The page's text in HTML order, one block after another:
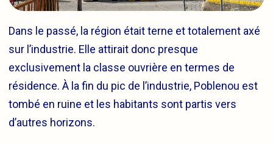
Dans le passé, la région était terne et totalement axé
sur l’industrie. Elle attirait donc presque
exclusivement la classe ouvrière en termes de
résidence. À la fin du pic de l’industrie, Poblenou est
tombé en ruine et les habitants sont partis vers
d’autres horizons.